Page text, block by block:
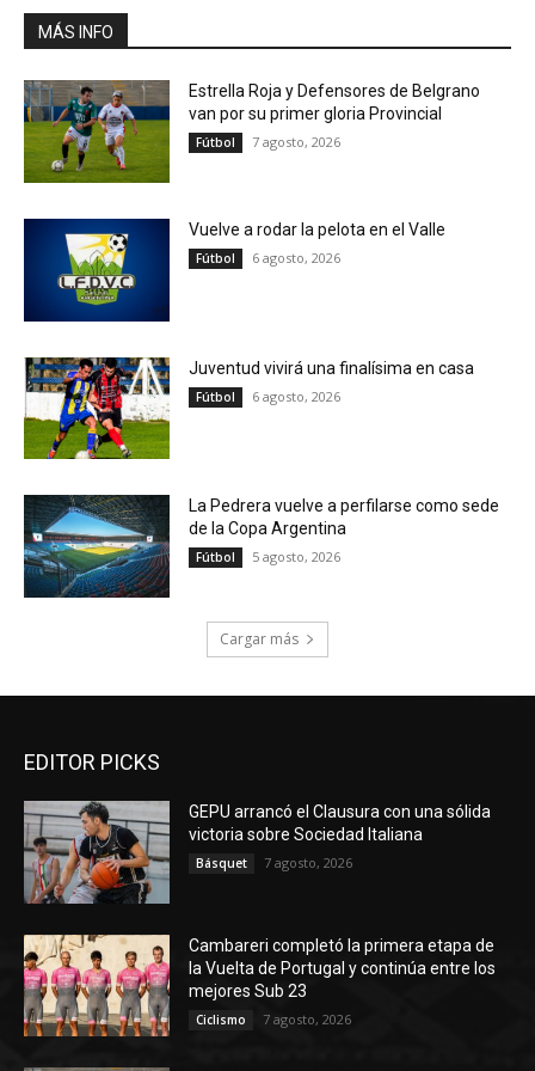
MÁS INFO
Estrella Roja y Defensores de Belgrano
van por su primer gloria Provincial
Fútbol 7 agosto, 2026
Vuelve a rodar la pelota en el Valle
Fútbol 6 agosto, 2026
Juventud vivirá una finalísima en casa
Fútbol 6 agosto, 2026
La Pedrera vuelve a perfilarse como sede
de la Copa Argentina
Fútbol 5 agosto, 2026
Cargar más
EDITOR PICKS
GEPU arrancó el Clausura con una sólida
victoria sobre Sociedad Italiana
Básquet 7 agosto, 2026
Cambareri completó la primera etapa de
la Vuelta de Portugal y continúa entre los
mejores Sub 23
Ciclismo 7 agosto, 2026